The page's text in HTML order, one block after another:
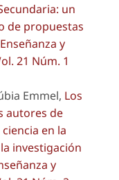
un
de propuestas
y
21 Núm. 1
Emmel, Los
autores de
en la
investigación
y